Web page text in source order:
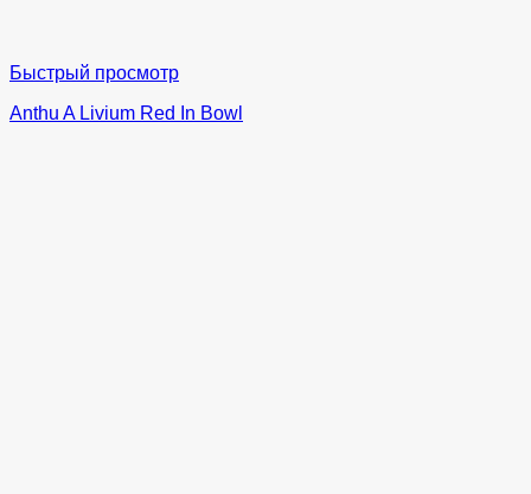
Быстрый просмотр
Anthu A Livium Red In Bowl